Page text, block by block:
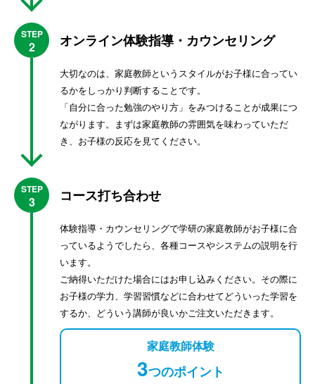
STEP
2 オンライン体験指導・カウンセリング
大切なのは、家庭教師というスタイルがお子様に合ってい
るかをしっかり判断することです。
「自分に合った勉強のやり方」をみつけることが成果につ
ながります。まずは家庭教師の雰囲気を味わっていただ
き、お子様の反応を見てください。
STEP
3 コース打ち合わせ
体験指導・カウンセリングで学研の家庭教師がお子様に合
っているようでしたら、各種コースやシステムの説明を行
います。
ご納得いただけた場合にはお申し込みください。その際に
お子様の学力、学習習慣などに合わせてどういった学習を
するか、どういう講師が良いかご注文いただきます。
家庭教師体験
3つのポイント